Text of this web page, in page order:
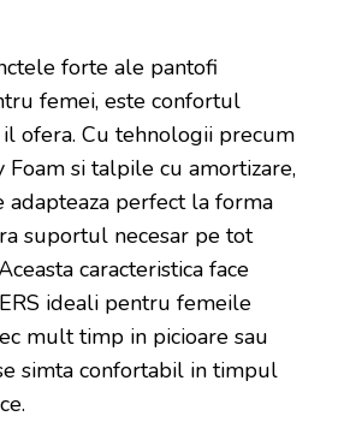
forte ale pantofi
femei, este confortul
ofera. Cu tehnologii precum
si talpile cu amortizare,
adapteaza perfect la forma
suportul necesar pe tot
caracteristica face
ideali pentru femeile
mult timp in picioare sau
simta confortabil in timpul